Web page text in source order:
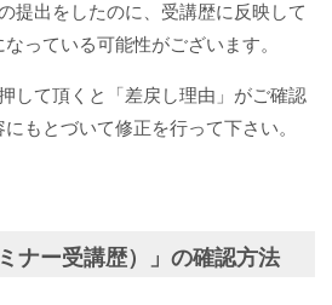
提出をしたのに、受講歴に反映して
っている可能性がございます。
して頂くと「差戻し理由」がご確認
もとづいて修正を行って下さい。
ナー受講歴）」の確認方法